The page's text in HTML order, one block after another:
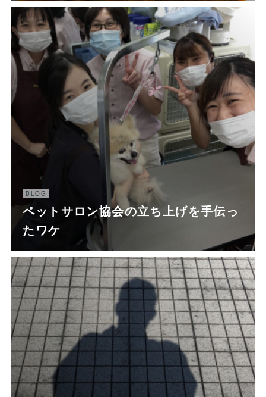
BLOG
ペットサロン協会の立ち上げを手伝っ
たワケ